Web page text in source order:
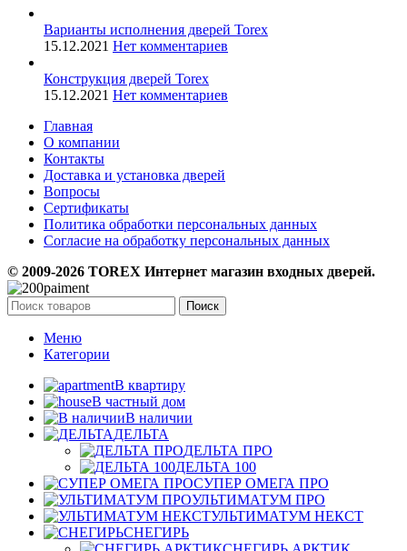
Варианты исполнения дверей Torex
15.12.2021 Нет комментариев
Конструкция дверей Torex
15.12.2021 Нет комментариев
Главная
О компании
Контакты
Доставка и установка дверей
Вопросы
Сертификаты
Политика обработки персональных данных
Согласие на обработку персональных данных
© 2009-2026 TOREX Интернет магазин входных дверей.
Поиск
Меню
Категории
В квартиру
В частный дом
В наличии
ДЕЛЬТА
ДЕЛЬТА ПРО
ДЕЛЬТА 100
СУПЕР ОМЕГА ПРО
УЛЬТИМАТУМ ПРО
УЛЬТИМАТУМ НЕКСТ
СНЕГИРЬ